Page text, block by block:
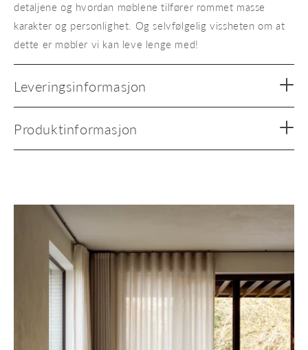
detaljene og hvordan møblene tilfører rommet masse
karakter og personlighet. Og selvfølgelig vissheten om at
dette er møbler vi kan leve lenge med!
Leveringsinformasjon
Produktinformasjon